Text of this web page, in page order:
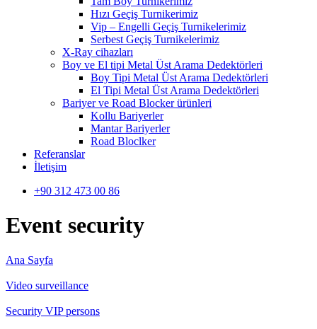
Hızı Geçiş Turnikerimiz
Vip – Engelli Geçiş Turnikelerimiz
Serbest Geçiş Turnikelerimiz
X-Ray cihazları
Boy ve El tipi Metal Üst Arama Dedektörleri
Boy Tipi Metal Üst Arama Dedektörleri
El Tipi Metal Üst Arama Dedektörleri
Bariyer ve Road Blocker ürünleri
Kollu Bariyerler
Mantar Bariyerler
Road Bloclker
Referanslar
İletişim
+90 312 473 00 86
Event security
Ana Sayfa
Video surveillance
Security VIP persons